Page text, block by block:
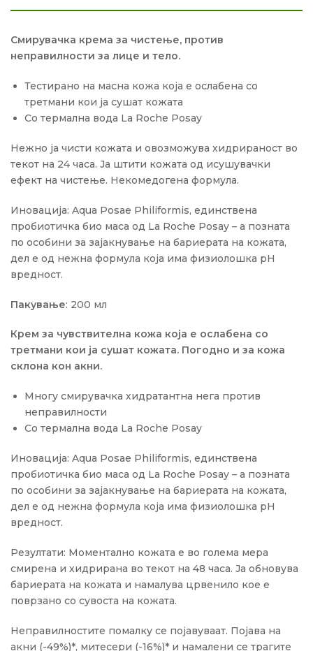
Смирувачка крема за чистење, против
неправилности за лице и тело.
Тестирано на масна кожа која е ослабена со
третмани кои ја сушат кожата
Со термална вода La Roche Posay
Нежно ја чисти кожата и овозможува хидрираност во
текот на 24 часа. Ја штити кожата од исушувачки
ефект на чистење. Некомедогена формула.
Иновација: Aqua Posae Philiformis, единствена
пробиотичка био маса од La Roche Posay – а позната
по особини за зајакнување на бариерата на кожата,
дел е од нежна формула која има физиолошка pH
вредност.
Пакување: 200 мл
Крем за чувствителна кожа која е ослабена со
третмани кои ја сушат кожата. Погодно и за кожа
склона кон акни.
Многу смирувачка хидратантна нега против
неправилности
Со термална вода La Roche Posay
Иновација: Aqua Posae Philiformis, единствена
пробиотичка био маса од La Roche Posay – а позната
по особини за зајакнување на бариерата на кожата,
дел е од нежна формула која има физиолошка pH
вредност.
Резултати: Моментално кожата е во голема мера
смирена и хидрирана во текот на 48 часа. Ја обновува
бариерата на кожата и намалува црвенило кое е
поврзано со сувоста на кожата.
Неправилностите помалку се појавуваат. Појава на
акни (-49%)*, митесери (-16%)* и намалени се трагите